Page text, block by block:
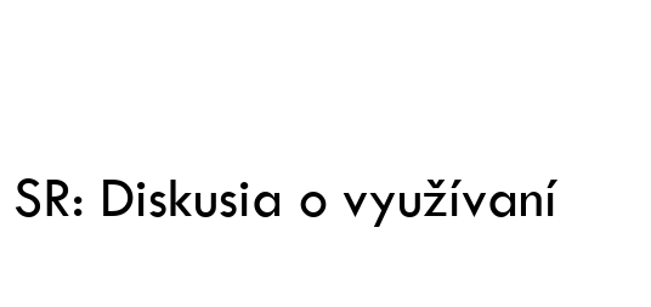
Diskusia o využívaní